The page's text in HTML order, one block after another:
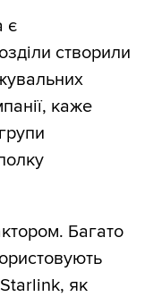
є
створили
каже
Багато
як